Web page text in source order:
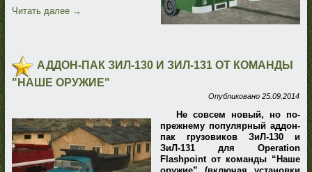
Читать далее →
АДДОН-ПАК ЗИЛ-130 И ЗИЛ-131 ОТ КОМАНДЫ
"НАШЕ ОРУЖИЕ"
Опубликовано 25.09.2014
Не совсем новый, но по-
прежнему популярный аддон-
пак грузовиков ЗиЛ-130 и
ЗиЛ-131 для Operation
Flashpoint от команды “Наше